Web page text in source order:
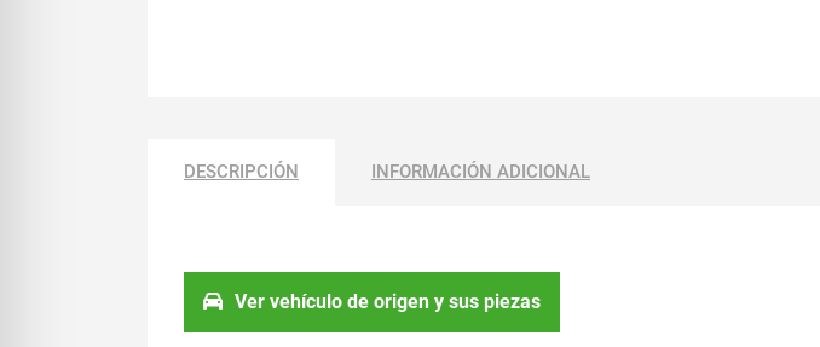
DESCRIPCIÓN INFORMACIÓN ADICIONAL
Ver vehículo de origen y sus piezas